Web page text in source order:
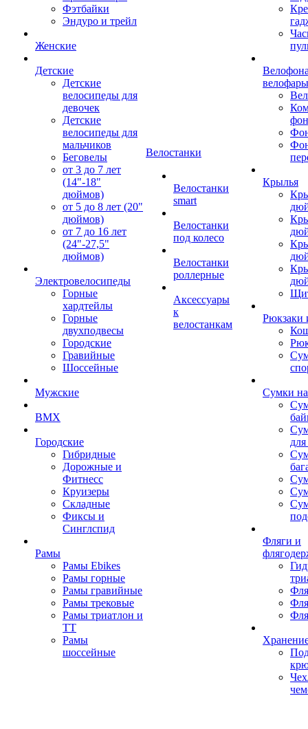
Фэтбайки
Эндуро и трейл
Женские
Детские
Детские
велосипеды для
девочек
Детские
велосипеды для
мальчиков
Беговелы
от 3 до 7 лет
(14"-18"
дюймов)
от 5 до 8 лет (20"
дюймов)
от 7 до 16 лет
(24"-27,5"
дюймов)
Электровелосипеды
Горные
хардтейлы
Горные
двухподвесы
Городские
Гравийные
Шоссейные
Мужские
BMX
Городские
Гибридные
Дорожные и
Фитнесс
Круизеры
Складные
Фиксы и
Синглспид
Рамы
Рамы Ebikes
Рамы горные
Рамы гравийные
Рамы трековые
Рамы триатлон и
ТТ
Рамы
шоссейные
Велостанки
Велостанки
smart
Велостанки
под колесо
Велостанки
роллерные
Аксессуары
к
велостанкам
велофары
Крылья
Рюкзаки
Сумки
Фляги и